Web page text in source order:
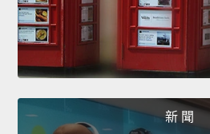
新 聞